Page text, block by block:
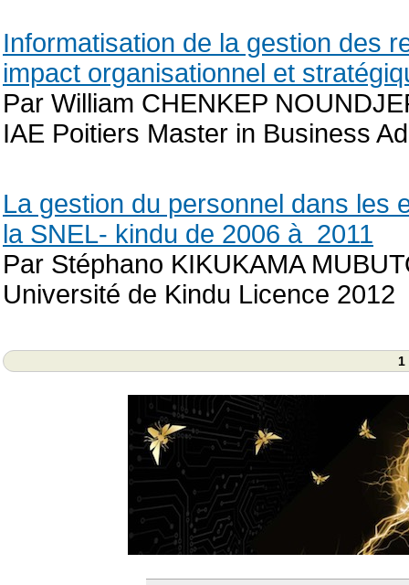
Informatisation de la gestion des
impact organisationnel et
Par William CHENKEP
IAE Poitiers Master in Business
La gestion du personnel dans les
la SNEL- kindu de 2006 à 2011
Par Stéphano KIKUKAMA
Université de Kindu Licence 2012
1